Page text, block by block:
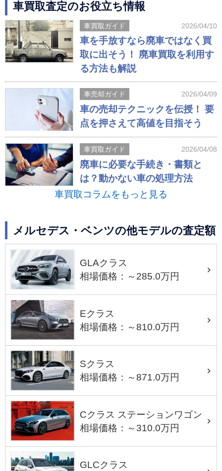
車買取査定のお役立ち情報
車買取ガイド 2026/04/10
車を手放すなら廃車ではなく買
取に出そう！ 廃車買取を利用す
る方法も解説
車売却ガイド 2026/04/09
車の売却テクニックを伝授！ 要
点を押さえて高値を目指そう
車買取ガイド 2026/04/08
廃車に必要な手続き・書類と
は？動かない車の処理方法
車買取コラムをもっと見る
メルセデス・ベンツの他モデルの査定額
GLAクラス
相場価格：～285.0万円
Eクラス
相場価格：～810.0万円
Sクラス
相場価格：～871.0万円
Cクラス ステーションワゴン
相場価格：～310.0万円
GLCクラス